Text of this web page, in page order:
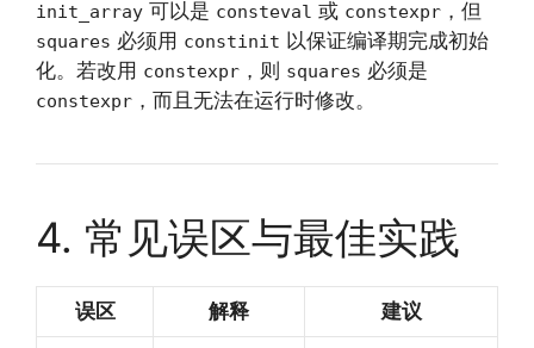
init_array 可以是 consteval 或 constexpr ，但
squares 必须用 constinit 以保证编译期完成初始
化。若改用 constexpr ，则 squares 必须是
constexpr ，而且无法在运行时修改。
4. 常见误区与最佳实践
误区 解释 建议